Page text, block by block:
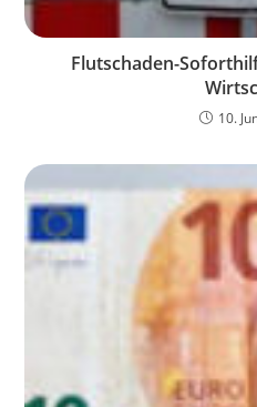
Flutschaden-
10.